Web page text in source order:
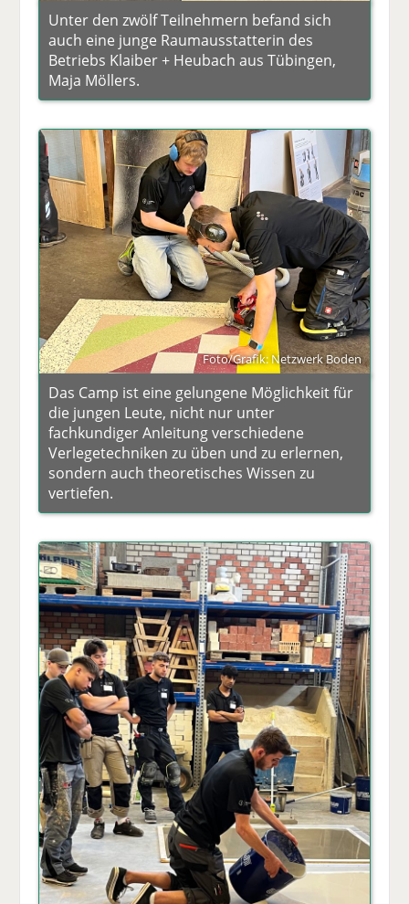
Unter den zwölf Teilnehmern befand sich
auch eine junge Raumausstatterin des
Betriebs Klaiber + Heubach aus Tübingen,
Maja Möllers.
Foto/Grafik: Netzwerk Boden
Das Camp ist eine gelungene Möglichkeit für
die jungen Leute, nicht nur unter
fachkundiger Anleitung verschiedene
Verlegetechniken zu üben und zu erlernen,
sondern auch theoretisches Wissen zu
vertiefen.